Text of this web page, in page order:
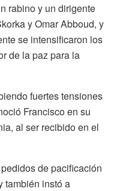
rabino y un dirigente
y Omar Abboud, y
se intensificaron los
de la paz para la
fuertes tensiones
Francisco en su
al ser recibido en el
de pacificación
también instó a